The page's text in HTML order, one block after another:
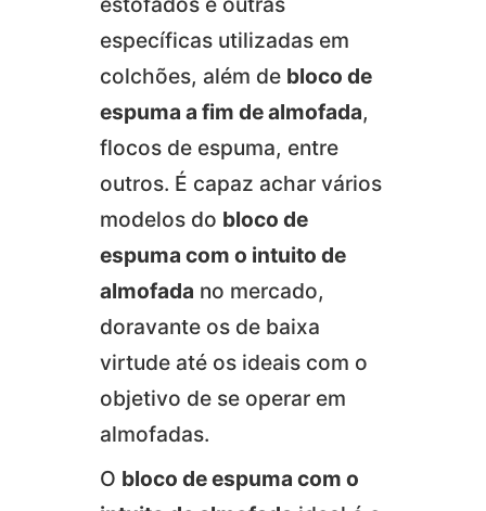
específicas utilizadas em
colchões, além de bloco de
espuma a fim de almofada,
flocos de espuma, entre
outros. É capaz achar vários
modelos do bloco de
espuma com o intuito de
almofada no mercado,
doravante os de baixa
virtude até os ideais com o
objetivo de se operar em
almofadas.
O bloco de espuma com o